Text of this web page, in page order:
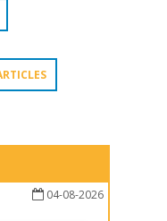
04-08-2026